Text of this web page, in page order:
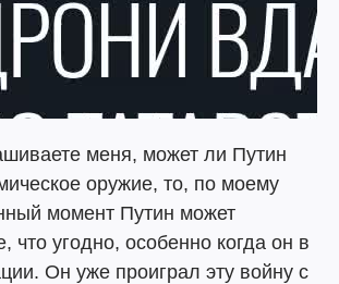
меня, может ли Путин
оружие, то, по моему
момент Путин может
что угодно, особенно когда он в
Он уже проиграл эту войну с